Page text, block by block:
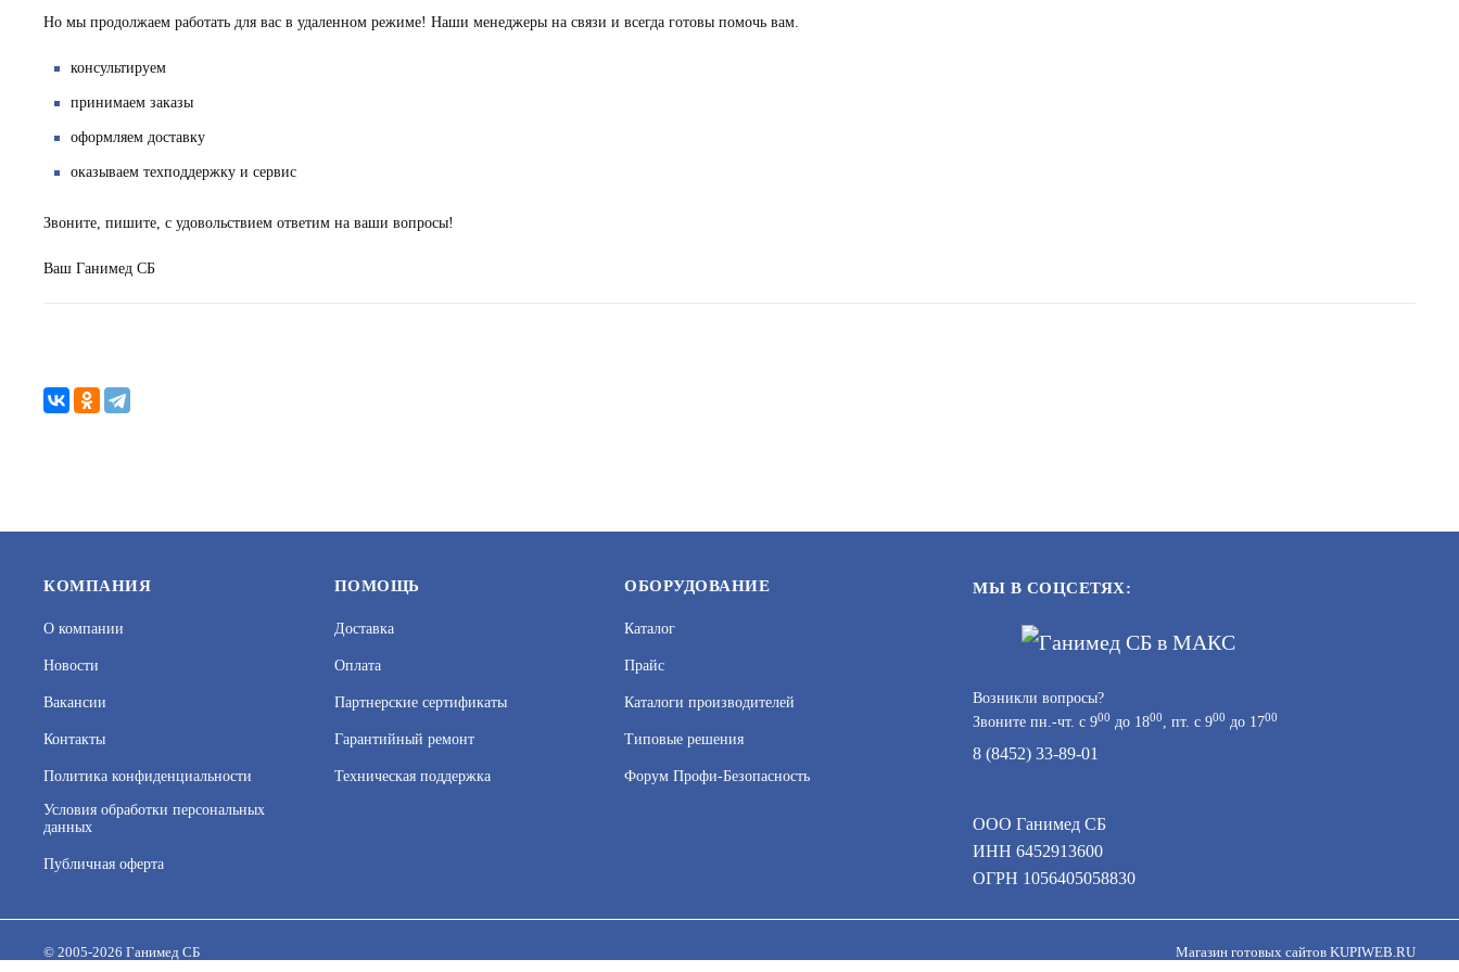
На нашем сайте используются cookie–файлы, в том числе сервисов веб–аналитики. Используя сайт, вы соглашаетесь на обработку персональных данных при помощи cookie–файлов.
Но мы продолжаем работать для вас в удаленном режиме! Наши менеджеры на связи и всегда готовы помочь вам.
консультируем
принимаем заказы
оформляем доставку
оказываем техподдержку и сервис
Звоните, пишите, с удовольствием ответим на ваши вопросы!
Ваш Ганимед СБ
КОМПАНИЯ
О компании
Новости
Вакансии
Контакты
Политика конфиденциальности
Условия обработки персональных
данных
Публичная оферта
ПОМОЩЬ
Доставка
Оплата
Партнерские сертификаты
Гарантийный ремонт
Техническая поддержка
ОБОРУДОВАНИЕ
Каталог
Прайс
Каталоги производителей
Типовые решения
Форум Профи-Безопасность
МЫ В СОЦСЕТЯХ:
Возникли вопросы?
Звоните пн.-чт. с 900 до 1800, пт. с 900 до 1700
8 (8452) 33-89-01
ООО Ганимед СБ
ИНН 6452913600
ОГРН 1056405058830
© 2005-2026 Ганимед СБ Магазин готовых сайтов KUPIWEB.RU